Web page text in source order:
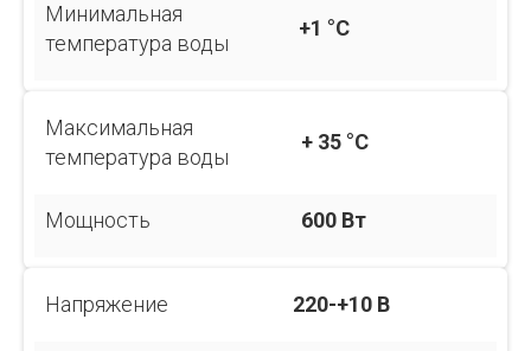
Минимальная
температура воды
+1 °С
Максимальная
температура воды
+ 35 °С
Мощность 600 Вт
Напряжение 220-+10 В